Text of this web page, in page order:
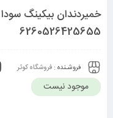
6260526425655
فروشـنده : فروشگاه کوثر
موجود نیست